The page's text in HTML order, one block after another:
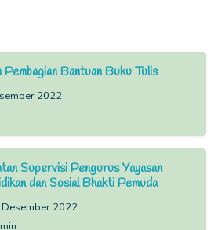
Pembagian Bantuan Buku Tulis
2022
Supervisi Pengurus Yayasan
dan Sosial Bhakti Pemuda
2022